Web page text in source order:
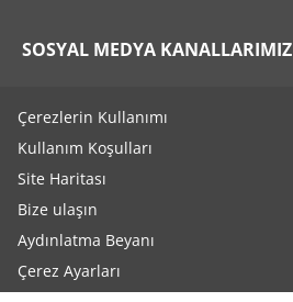
SOSYAL MEDYA KANALLARIMIZ
Çerezlerin Kullanımı
Kullanım Koşulları
Site Haritası
Bize ulaşın
Aydınlatma Beyanı
Çerez Ayarları